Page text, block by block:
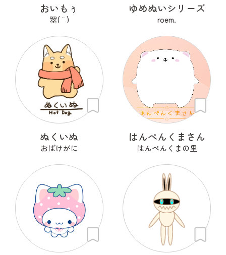
おいもぅ
翠( ¨̮ )
ゆめぬいシリーズ
roem.
ぬくいぬ
おばけがに
はんぺんくまさん
はんぺんくまの里